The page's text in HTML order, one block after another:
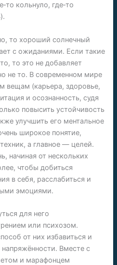
кольнуло, где‑то
то хороший солнечный
с ожиданиями. Если такие
то это не добавляет
не то. В современном мире
вещам (карьера, здоровье,
и осознанность, судя
повысить устойчивость
улучшить его ментальное
широкое понятие,
а главное — целей.
начиная от нескольких
чтобы добиться
в себя, расслабиться и
эмоциями.
для него
или психозом.
от них избавиться и
Вместе с
и марафонцем